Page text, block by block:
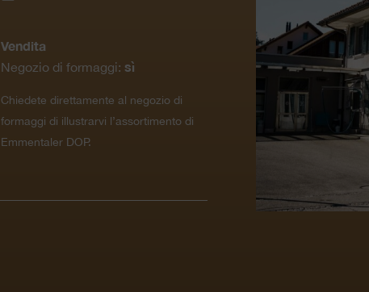
Vendita
Negozio di formaggi: sì
Chiedete direttamente al negozio di
formaggi di illustrarvi l’assortimento di
Emmentaler DOP.